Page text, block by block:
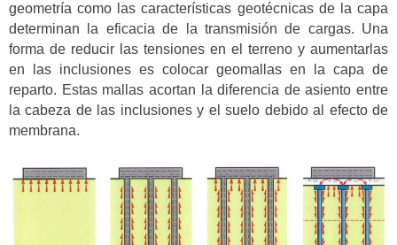
geometría como las características geotécnicas de la capa
determinan la eficacia de la transmisión de cargas. Una
forma de reducir las tensiones en el terreno y aumentarlas
en las inclusiones es colocar geomallas en la capa de
reparto. Estas mallas acortan la diferencia de asiento entre
la cabeza de las inclusiones y el suelo debido al efecto de
membrana.